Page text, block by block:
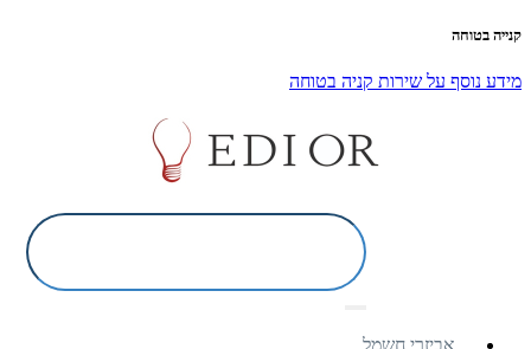
קנייה בטוחה
מידע נוסף על שירות קניה בטוחה
אביזרי חשמל